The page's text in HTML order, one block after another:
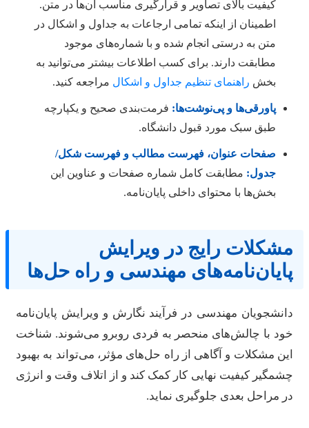
کیفیت بالای تصاویر و قرارگیری مناسب آن‌ها در متن.
اطمینان از اینکه تمامی ارجاعات به جداول و اشکال در
متن به درستی انجام شده و با شماره‌های موجود
مطابقت دارند. برای کسب اطلاعات بیشتر می‌توانید به
بخشراهنمای تنظیم جداول و اشکالمراجعه کنید.
پاورقی‌ها و پی‌نوشت‌ها:فرمت‌بندی صحیح و یکپارچه
طبق سبک مورد قبول دانشگاه.
صفحات عنوان، فهرست مطالب و فهرست شکل/
جدول:مطابقت کامل شماره صفحات و عناوین این
بخش‌ها با محتوای داخلی پایان‌نامه.
مشکلات رایج در ویرایش
پایان‌نامه‌های مهندسی و راه حل‌ها
دانشجویان مهندسی در فرآیند نگارش و ویرایش پایان‌نامه
خود با چالش‌های منحصر به فردی روبرو می‌شوند. شناخت
این مشکلات و آگاهی از راه حل‌های مؤثر، می‌تواند به بهبود
چشمگیر کیفیت نهایی کار کمک کند و از اتلاف وقت و انرژی
در مراحل بعدی جلوگیری نماید.